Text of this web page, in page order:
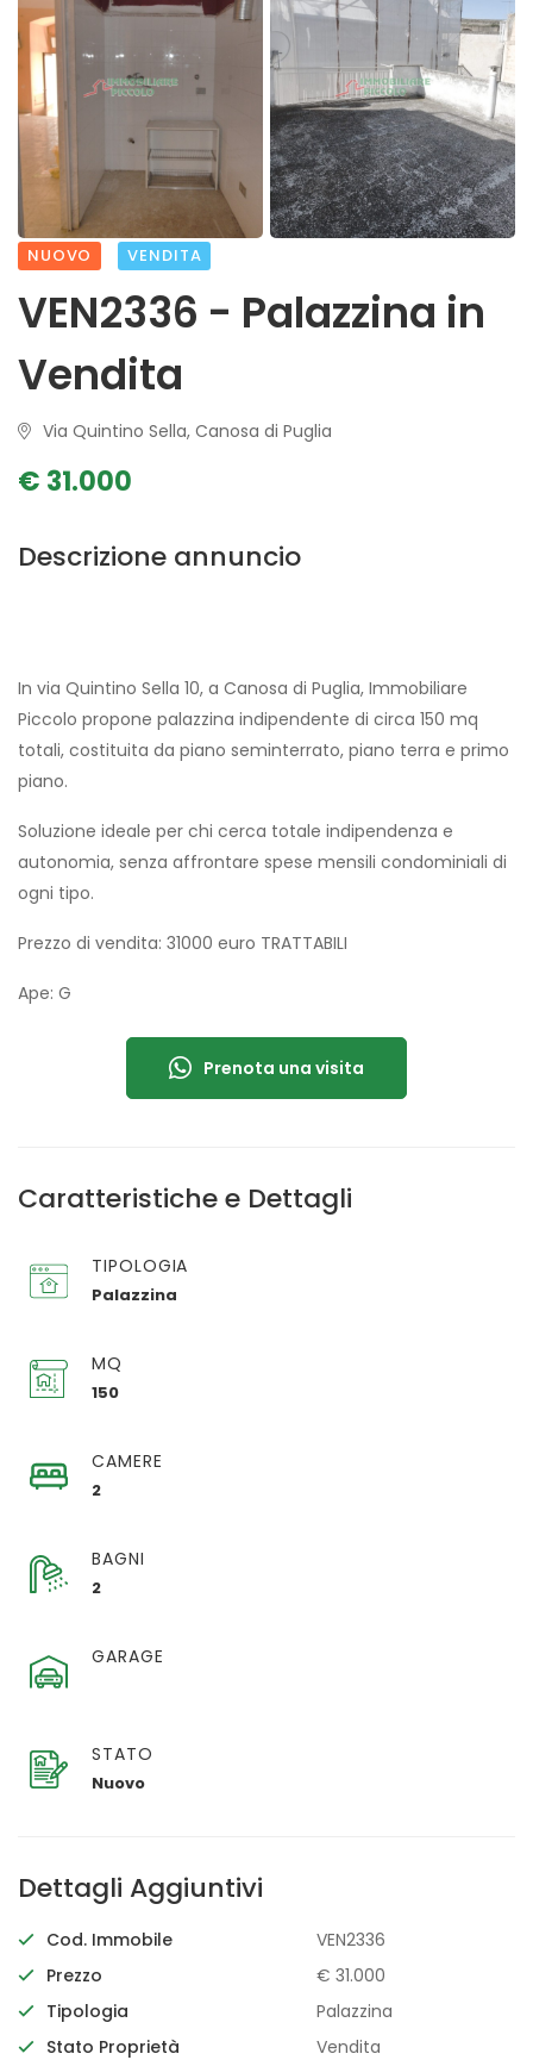
NUOVO VENDITA
VEN2336 - Palazzina in
Vendita
Via Quintino Sella, Canosa di Puglia
€ 31.000
Descrizione annuncio
In via Quintino Sella 10, a Canosa di Puglia, Immobiliare
Piccolo propone palazzina indipendente di circa 150 mq
totali, costituita da piano seminterrato, piano terra e primo
piano.
Soluzione ideale per chi cerca totale indipendenza e
autonomia, senza affrontare spese mensili condominiali di
ogni tipo.
Prezzo di vendita: 31000 euro TRATTABILI
Ape: G
Prenota una visita
Caratteristiche e Dettagli
TIPOLOGIA
Palazzina
MQ
150
CAMERE
2
BAGNI
2
GARAGE
STATO
Nuovo
Dettagli Aggiuntivi
Cod. Immobile
VEN2336
Prezzo
€ 31.000
Tipologia
Palazzina
Stato Proprietà
Vendita